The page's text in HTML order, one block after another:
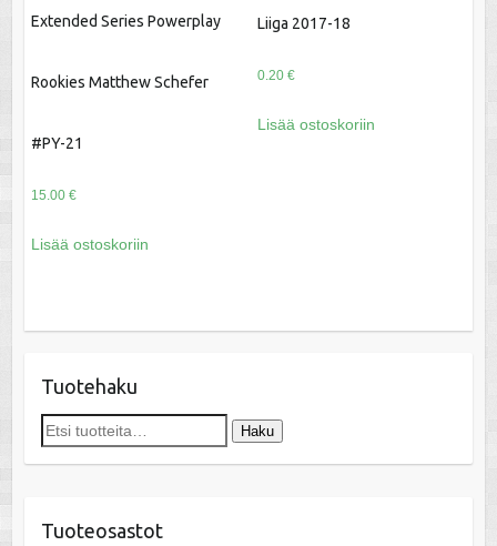
Extended Series Powerplay
Rookies Matthew Schefer
#PY-21
15.00 €
Lisää ostoskoriin
Liiga 2017-18
0.20 €
Lisää ostoskoriin
Tuotehaku
Etsi: Haku
Tuoteosastot